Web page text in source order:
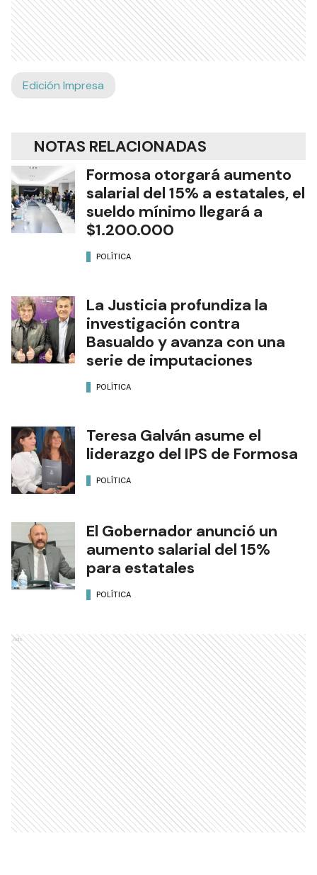
Edición Impresa
NOTAS RELACIONADAS
Formosa otorgará aumento
salarial del 15% a estatales, el
sueldo mínimo llegará a
$1.200.000
POLÍTICA
La Justicia profundiza la
investigación contra
Basualdo y avanza con una
serie de imputaciones
POLÍTICA
Teresa Galván asume el
liderazgo del IPS de Formosa
POLÍTICA
El Gobernador anunció un
aumento salarial del 15%
para estatales
POLÍTICA
Ads